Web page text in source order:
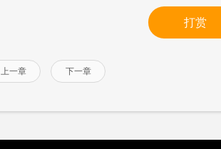
打赏
上一章 下一章